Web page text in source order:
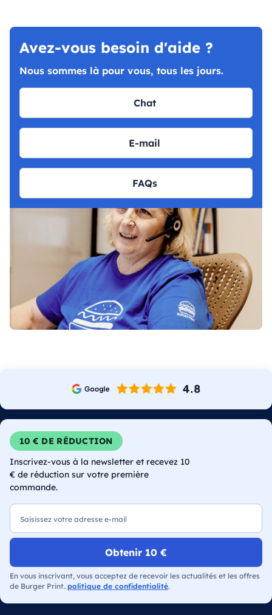
Avez-vous besoin d'aide ?
Nous sommes là pour vous, tous les jours.
Chat
E-mail
FAQs
10 € DE RÉDUCTION
Inscrivez-vous à la newsletter et recevez 10
€ de réduction sur votre première
commande.
E-mail
Obtenir 10 €
En vous inscrivant, vous acceptez de recevoir les actualités et les offres
de Burger Print. politique de confidentialité.